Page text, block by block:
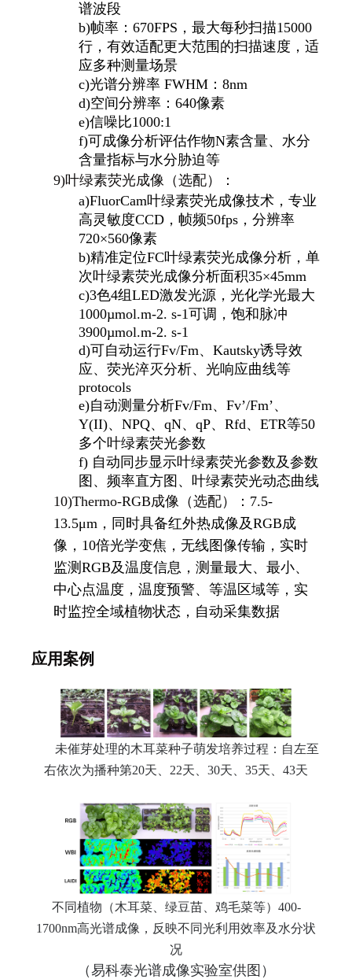
谱波段
b)帧率：670FPS，最大每秒扫描15000
行，有效适配更大范围的扫描速度，适
应多种测量场景
c)光谱分辨率 FWHM：8nm
d)空间分辨率：640像素
e)信噪比1000:1
f)可成像分析评估作物N素含量、水分
含量指标与水分胁迫等
9)叶绿素荧光成像（选配）：
a)FluorCam叶绿素荧光成像技术，专业
高灵敏度CCD，帧频50fps，分辨率
720×560像素
b)精准定位FC叶绿素荧光成像分析，单
次叶绿素荧光成像分析面积35×45mm
c)3色4组LED激发光源，光化学光最大
1000µmol.m-2. s-1可调，饱和脉冲
3900µmol.m-2. s-1
d)可自动运行Fv/Fm、Kautsky诱导效
应、荧光淬灭分析、光响应曲线等
protocols
e)自动测量分析Fv/Fm、Fv’/Fm’、
Y(II)、NPQ、qN、qP、Rfd、ETR等50
多个叶绿素荧光参数
f) 自动同步显示叶绿素荧光参数及参数
图、频率直方图、叶绿素荧光动态曲线
10)Thermo-RGB成像（选配）： 7.5-
13.5μm，同时具备红外热成像及RGB成
像，10倍光学变焦，无线图像传输，实时
监测RGB及温度信息，测量最大、最小、
中心点温度，温度预警、等温区域等，实
时监控全域植物状态，自动采集数据
应用案例
未催芽处理的木耳菜种子萌发培养过程：自左至
右依次为播种第20天、22天、30天、35天、43天
不同植物（木耳菜、绿豆苗、鸡毛菜等）400-
1700nm高光谱成像，反映不同光利用效率及水分状
况
（易科泰光谱成像实验室供图）